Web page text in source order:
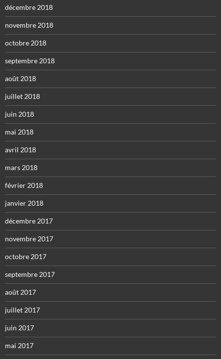
décembre 2018
novembre 2018
octobre 2018
septembre 2018
août 2018
juillet 2018
juin 2018
mai 2018
avril 2018
mars 2018
février 2018
janvier 2018
décembre 2017
novembre 2017
octobre 2017
septembre 2017
août 2017
juillet 2017
juin 2017
mai 2017